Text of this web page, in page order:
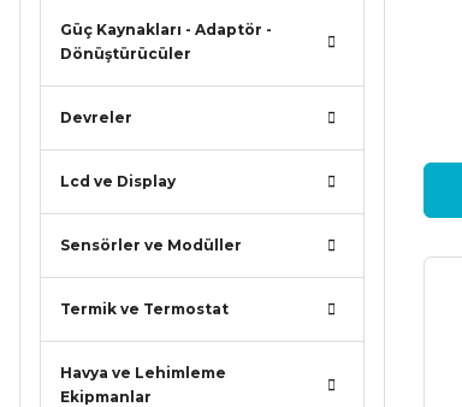
Güç Kaynakları - Adaptör -
Dönüştürücüler
Devreler
Lcd ve Display
Sensörler ve Modüller
Termik ve Termostat
Havya ve Lehimleme
Ekipmanlar